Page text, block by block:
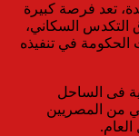
تعد فرصة كبيرة
التكدس السكاني،
الحكومة في تنفيذه
فى الساحل
من المصريين